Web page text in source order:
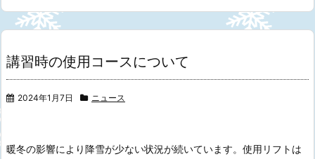
講習時の使用コースについて
2024年1月7日 ニュース
暖冬の影響により降雪が少ない状況が続いています。 使用リフトは